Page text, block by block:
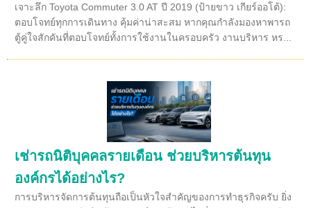
เจาะลึก Toyota Commuter 3.0 AT ปี 2019 (ป้ายขาว เกียร์ออโต้):
ตอบโจทย์ทุกการเดินทาง คุ้มค่าน่าสะสม หากคุณกำลังมองหาพารถ
ตู้คู่ใจสักคันที่ตอบโจทย์ทั้งการใช้งานในครอบครัว งานบริหาร หร...
เช่ารถนิติบุคคลรายเดือน ช่วยบริหารต้นทุน
องค์กรได้อย่างไร?
การบริหารจัดการต้นทุนถือเป็นหัวใจสำคัญของการทำธุรกิจครับ ยิ่ง